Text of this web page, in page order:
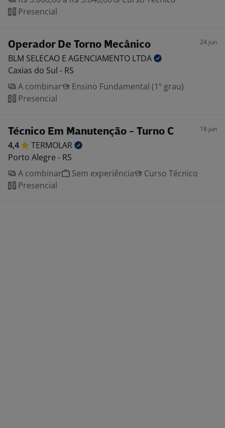
Presencial
Operador De Torno Mecânico 24 jun
BLM SELECAO E AGENCIAMENTO LTDA
Caxias do Sul - RS
A combinar
Ensino Fundamental (1º grau)
Presencial
Técnico Em Manutenção - Turno C 18 jun
4,4
TERMOLAR
Porto Alegre - RS
A combinar
Sem experiência
Curso Técnico
Presencial